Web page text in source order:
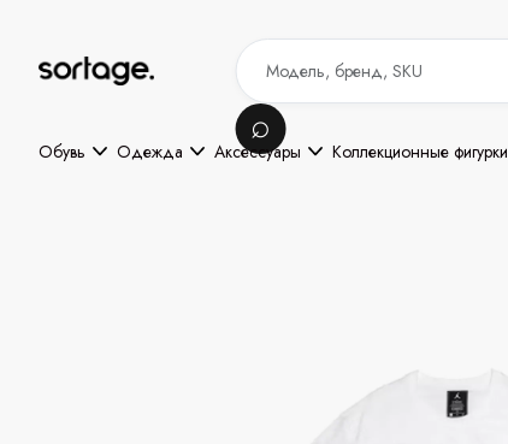
Обувь Одежда Аксессуары Коллекционные фигурки